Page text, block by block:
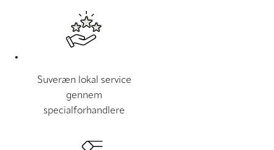
Suveræn lokal service
gennem
specialforhandlere